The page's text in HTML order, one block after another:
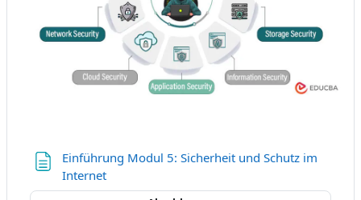
Einführung Modul 5: Sicherheit und Schutz im
InternetTextseite